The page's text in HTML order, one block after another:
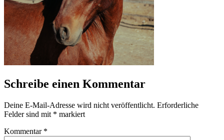
Schreibe einen Kommentar
Deine E-Mail-Adresse wird nicht veröffentlicht. Erforderliche
Felder sind mit * markiert
Kommentar *